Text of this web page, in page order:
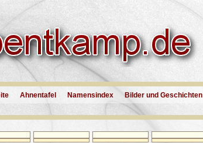
Ahnentafel Namensindex Bilder und Geschichten